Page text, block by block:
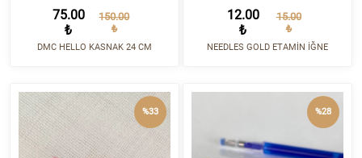
75.00
₺
150.00
₺
DMC HELLO KASNAK 24 CM
12.00
₺
15.00
₺
NEEDLES GOLD ETAMİN İĞNE
%33 %28